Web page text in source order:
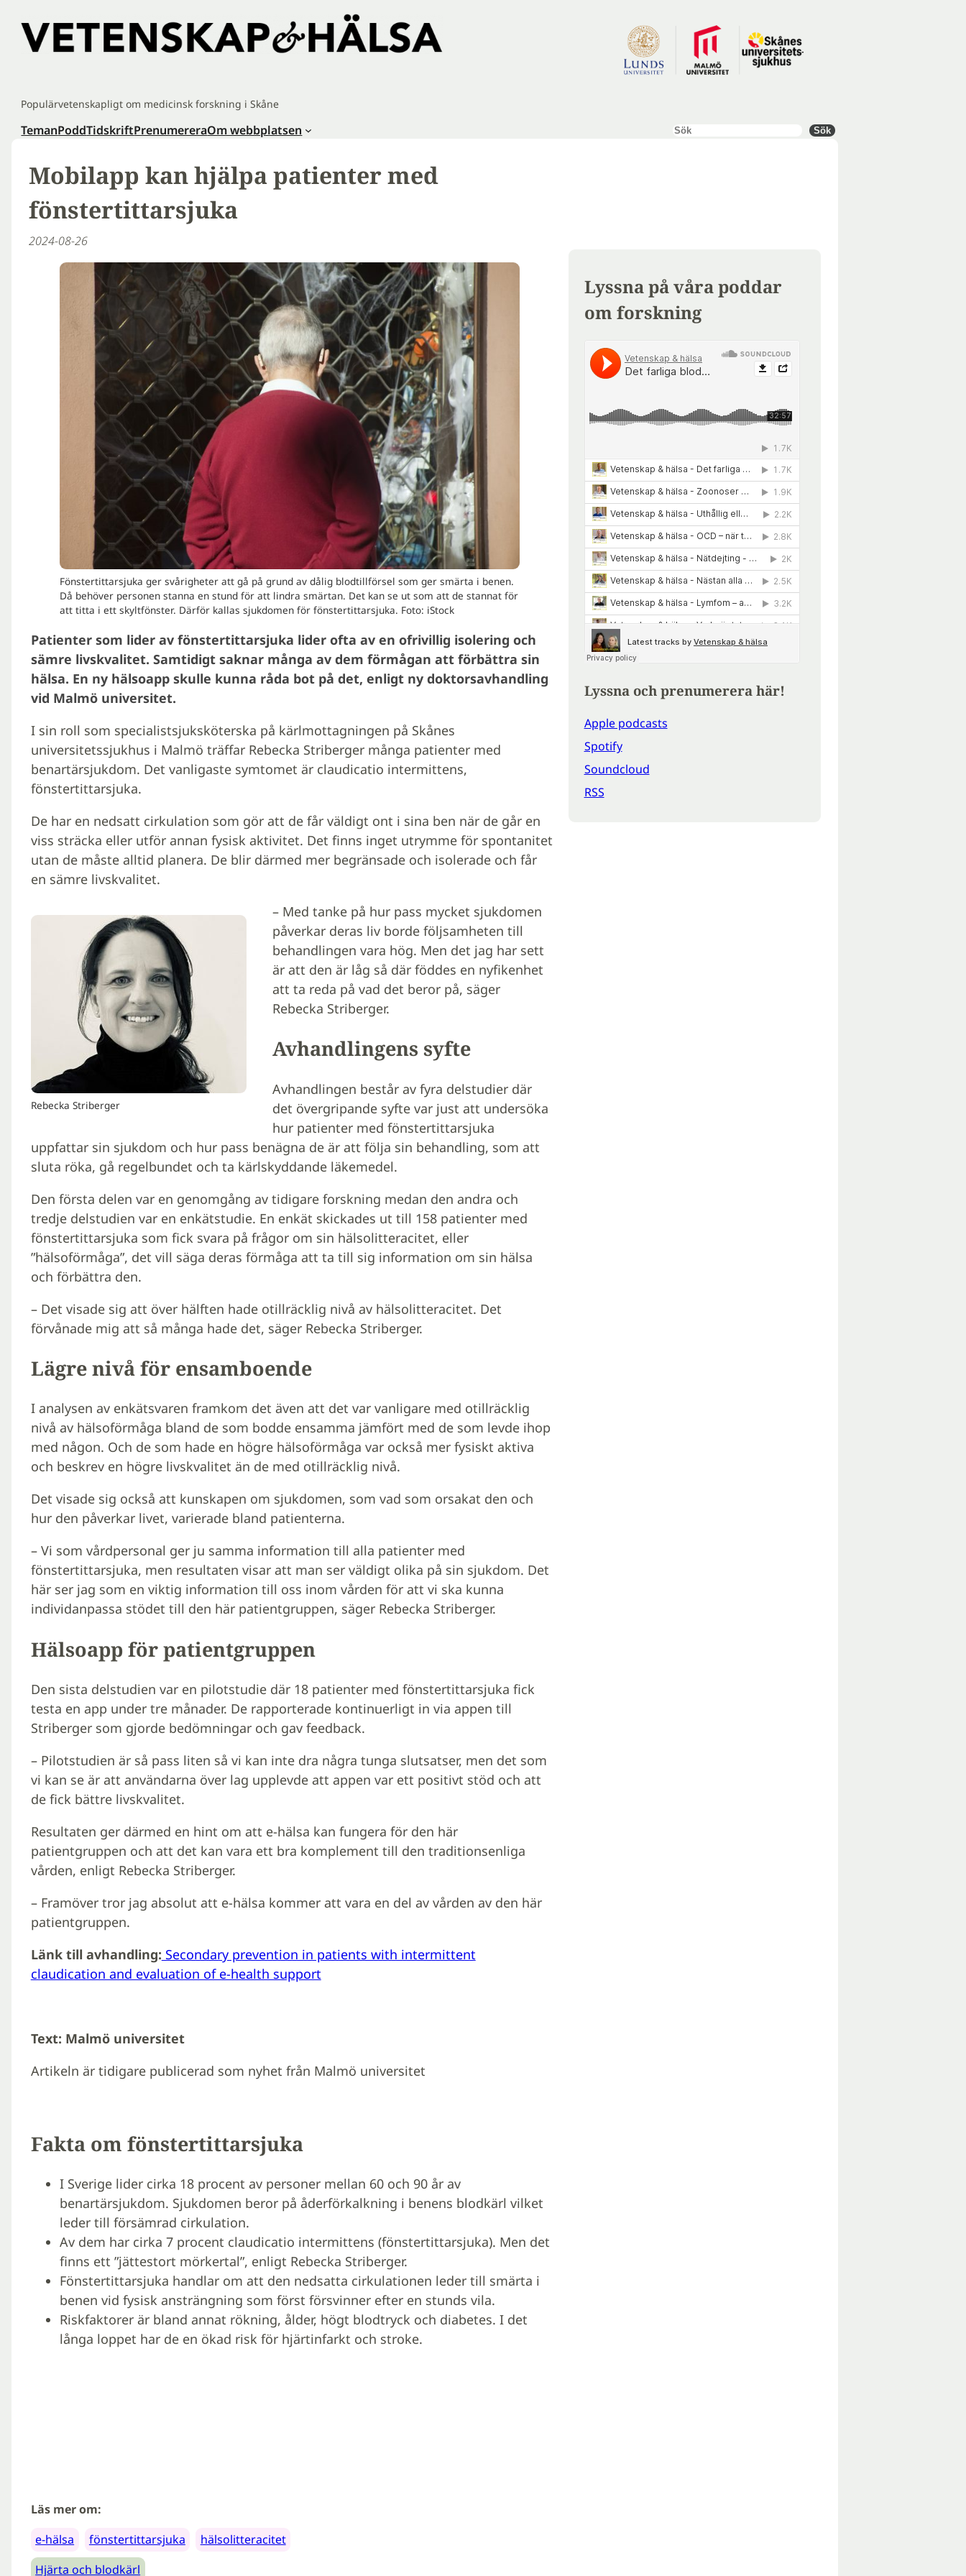
innehåll
Populärvetenskapligt om medicinsk forskning i Skåne
TemanPoddTidskriftPrenumereraOm webbplatsen Sök Sök
Mobilapp kan hjälpa patienter med
fönstertittarsjuka
2024-08-26
Fönstertittarsjuka ger svårigheter att gå på grund av dålig blodtillförsel som ger smärta i benen.
Då behöver personen stanna en stund för att lindra smärtan. Det kan se ut som att de stannat för
att titta i ett skyltfönster. Därför kallas sjukdomen för fönstertittarsjuka. Foto: iStock
Patienter som lider av fönstertittarsjuka lider ofta av en ofrivillig isolering och
sämre livskvalitet. Samtidigt saknar många av dem förmågan att förbättra sin
hälsa. En ny hälsoapp skulle kunna råda bot på det, enligt ny doktorsavhandling
vid Malmö universitet.
I sin roll som specialistsjuksköterska på kärlmottagningen på Skånes
universitetssjukhus i Malmö träffar Rebecka Striberger många patienter med
benartärsjukdom. Det vanligaste symtomet är claudicatio intermittens,
fönstertittarsjuka.
De har en nedsatt cirkulation som gör att de får väldigt ont i sina ben när de går en
viss sträcka eller utför annan fysisk aktivitet. Det finns inget utrymme för spontanitet
utan de måste alltid planera. De blir därmed mer begränsade och isolerade och får
en sämre livskvalitet.
Rebecka Striberger
– Med tanke på hur pass mycket sjukdomen
påverkar deras liv borde följsamheten till
behandlingen vara hög. Men det jag har sett
är att den är låg så där föddes en nyfikenhet
att ta reda på vad det beror på, säger
Rebecka Striberger.
Avhandlingens syfte
Avhandlingen består av fyra delstudier där
det övergripande syfte var just att undersöka
hur patienter med fönstertittarsjuka
uppfattar sin sjukdom och hur pass benägna de är att följa sin behandling, som att
sluta röka, gå regelbundet och ta kärlskyddande läkemedel.
Den första delen var en genomgång av tidigare forskning medan den andra och
tredje delstudien var en enkätstudie. En enkät skickades ut till 158 patienter med
fönstertittarsjuka som fick svara på frågor om sin hälsolitteracitet, eller
”hälsoförmåga”, det vill säga deras förmåga att ta till sig information om sin hälsa
och förbättra den.
– Det visade sig att över hälften hade otillräcklig nivå av hälsolitteracitet. Det
förvånade mig att så många hade det, säger Rebecka Striberger.
Lägre nivå för ensamboende
I analysen av enkätsvaren framkom det även att det var vanligare med otillräcklig
nivå av hälsoförmåga bland de som bodde ensamma jämfört med de som levde ihop
med någon. Och de som hade en högre hälsoförmåga var också mer fysiskt aktiva
och beskrev en högre livskvalitet än de med otillräcklig nivå.
Det visade sig också att kunskapen om sjukdomen, som vad som orsakat den och
hur den påverkar livet, varierade bland patienterna.
– Vi som vårdpersonal ger ju samma information till alla patienter med
fönstertittarsjuka, men resultaten visar att man ser väldigt olika på sin sjukdom. Det
här ser jag som en viktig information till oss inom vården för att vi ska kunna
individanpassa stödet till den här patientgruppen, säger Rebecka Striberger.
Hälsoapp för patientgruppen
Den sista delstudien var en pilotstudie där 18 patienter med fönstertittarsjuka fick
testa en app under tre månader. De rapporterade kontinuerligt in via appen till
Striberger som gjorde bedömningar och gav feedback.
– Pilotstudien är så pass liten så vi kan inte dra några tunga slutsatser, men det som
vi kan se är att användarna över lag upplevde att appen var ett positivt stöd och att
de fick bättre livskvalitet.
Resultaten ger därmed en hint om att e-hälsa kan fungera för den här
patientgruppen och att det kan vara ett bra komplement till den traditionsenliga
vården, enligt Rebecka Striberger.
– Framöver tror jag absolut att e-hälsa kommer att vara en del av vården av den här
patientgruppen.
Länk till avhandling: Secondary prevention in patients with intermittent
claudication and evaluation of e-health support
Text: Malmö universitet
Artikeln är tidigare publicerad som nyhet från Malmö universitet
Fakta om fönstertittarsjuka
I Sverige lider cirka 18 procent av personer mellan 60 och 90 år av
benartärsjukdom. Sjukdomen beror på åderförkalkning i benens blodkärl vilket
leder till försämrad cirkulation.
Av dem har cirka 7 procent claudicatio intermittens (fönstertittarsjuka). Men det
finns ett ”jättestort mörkertal”, enligt Rebecka Striberger.
Fönstertittarsjuka handlar om att den nedsatta cirkulationen leder till smärta i
benen vid fysisk ansträngning som först försvinner efter en stunds vila.
Riskfaktorer är bland annat rökning, ålder, högt blodtryck och diabetes. I det
långa loppet har de en ökad risk för hjärtinfarkt och stroke.
Läs mer om:
e-hälsa
fönstertittarsjuka
hälsolitteracitet
Hjärta och blodkärl
Lyssna på våra poddar
om forskning
Lyssna och prenumerera här!
Apple podcasts
Spotify
Soundcloud
RSS